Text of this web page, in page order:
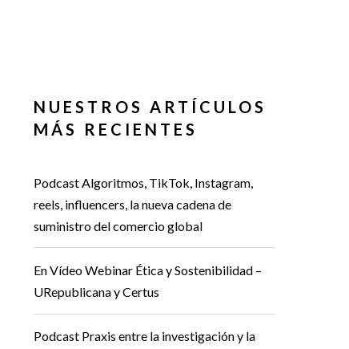
NUESTROS ARTÍCULOS
MÁS RECIENTES
Podcast Algoritmos, TikTok, Instagram,
reels, influencers, la nueva cadena de
suministro del comercio global
En Vídeo Webinar Ética y Sostenibilidad –
URepublicana y Certus
Podcast Praxis entre la investigación y la